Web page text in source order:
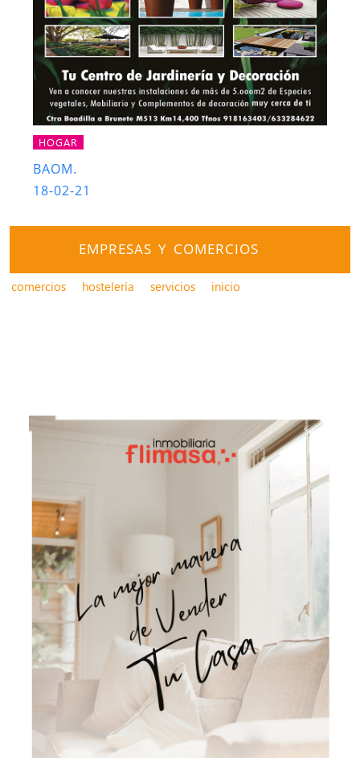
HOGAR
BAOM.
18-02-21
EMPRESAS Y COMERCIOS
comercios hostelería servicios inicio